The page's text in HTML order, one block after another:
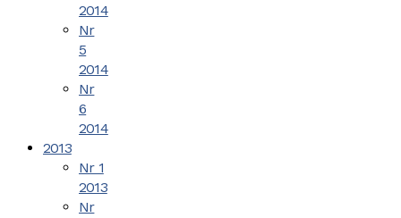
2014
Nr
5
2014
Nr
6
2014
2013
Nr 1
2013
Nr